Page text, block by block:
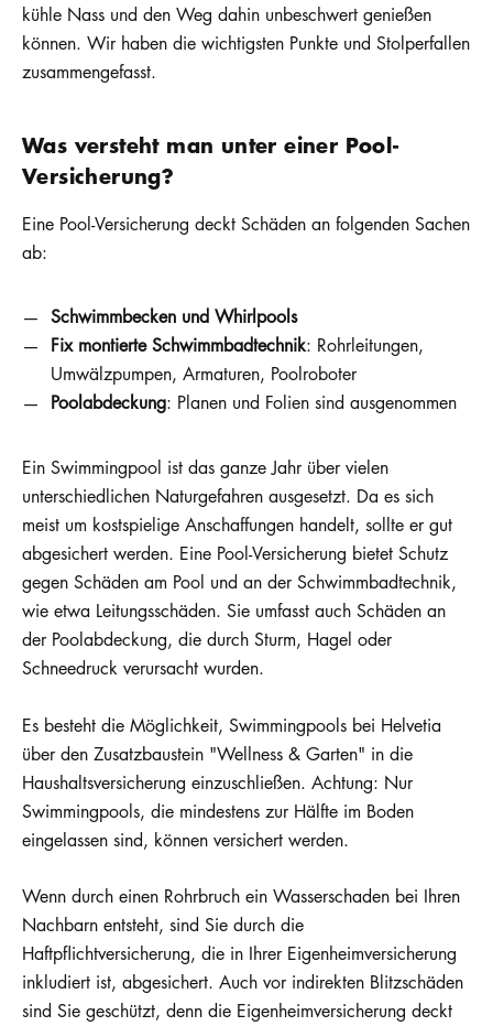
kühle Nass und den Weg dahin unbeschwert genießen
können. Wir haben die wichtigsten Punkte und Stolperfallen
zusammengefasst.
Was versteht man unter einer Pool-
Versicherung?
Eine Pool-Versicherung deckt Schäden an folgenden Sachen
ab:
Schwimmbecken und Whirlpools
Fix montierte Schwimmbadtechnik: Rohrleitungen,
Umwälzpumpen, Armaturen, Poolroboter
Poolabdeckung: Planen und Folien sind ausgenommen
Ein Swimmingpool ist das ganze Jahr über vielen
unterschiedlichen Naturgefahren ausgesetzt. Da es sich
meist um kostspielige Anschaffungen handelt, sollte er gut
abgesichert werden. Eine Pool-Versicherung bietet Schutz
gegen Schäden am Pool und an der Schwimmbadtechnik,
wie etwa Leitungsschäden. Sie umfasst auch Schäden an
der Poolabdeckung, die durch Sturm, Hagel oder
Schneedruck verursacht wurden.
Es besteht die Möglichkeit, Swimmingpools bei Helvetia
über den Zusatzbaustein "Wellness & Garten" in die
Haushaltsversicherung einzuschließen. Achtung: Nur
Swimmingpools, die mindestens zur Hälfte im Boden
eingelassen sind, können versichert werden.
Wenn durch einen Rohrbruch ein Wasserschaden bei Ihren
Nachbarn entsteht, sind Sie durch die
Haftpflichtversicherung, die in Ihrer Eigenheimversicherung
inkludiert ist, abgesichert. Auch vor indirekten Blitzschäden
sind Sie geschützt, denn die Eigenheimversicherung deckt